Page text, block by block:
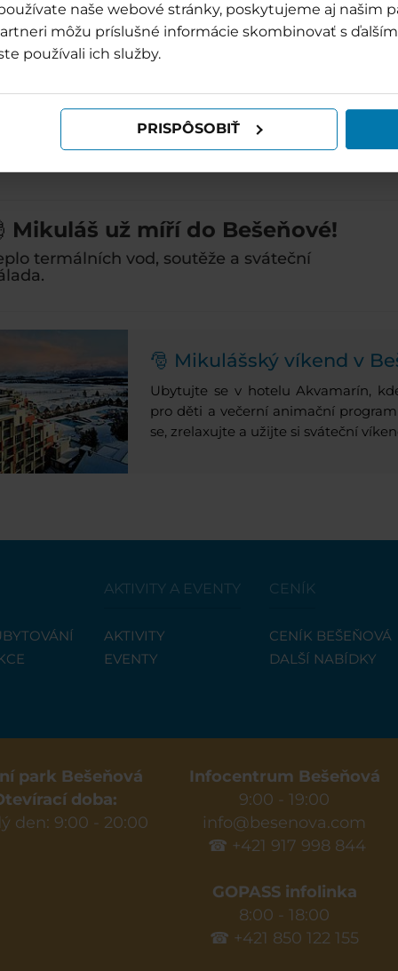
naše webové stránky, poskytujeme aj našim
môžu príslušné informácie skombinovať s
používali ich služby.
PRISPÔSOBIŤ
Roztřeštění andělé (soutěže pro
děti) / Stan zábavy
Mikulášské tance / Relaxační bazén
15:30
děti) /
16:00 Kvíz/
17:00
Mikuláš už míří do Bešeňové!
termálních vod, soutěže a sváteční
🎅 Mikulášský víkend v
Ubytujte se v hotelu Akvamarín,
pro děti a večerní animační program
se, zrelaxujte a užijte si sváteční
AKTIVITY A EVENTY
AKTIVITY
EVENTY
CENÍK
CENÍK BEŠEŇOVÁ
DALŠÍ NABÍDKY
park Bešeňová
doba:
den: 9:00 - 20:00
Infocentrum Bešeňová
9:00 - 19:00
info@besenova.com
☎ +421 917 998 844
GOPASS infolinka
8:00 - 18:00
☎ +421 850 122 155